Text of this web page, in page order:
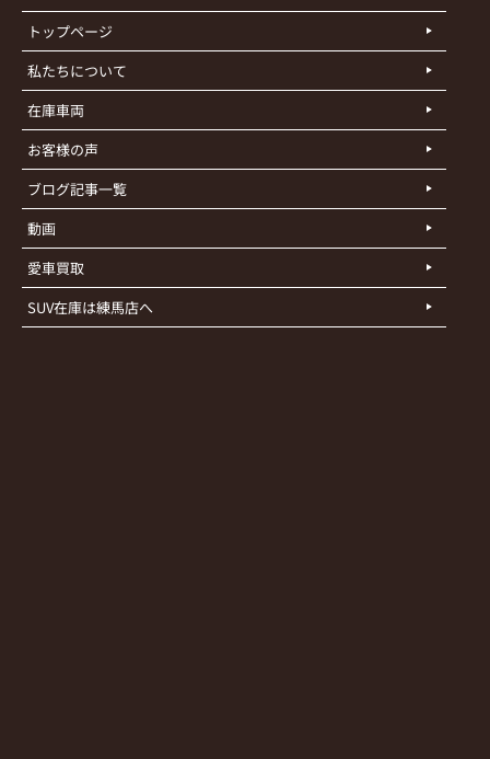
トップページ
私たちについて
在庫車両
お客様の声
ブログ記事一覧
動画
愛車買取
SUV在庫は練馬店へ